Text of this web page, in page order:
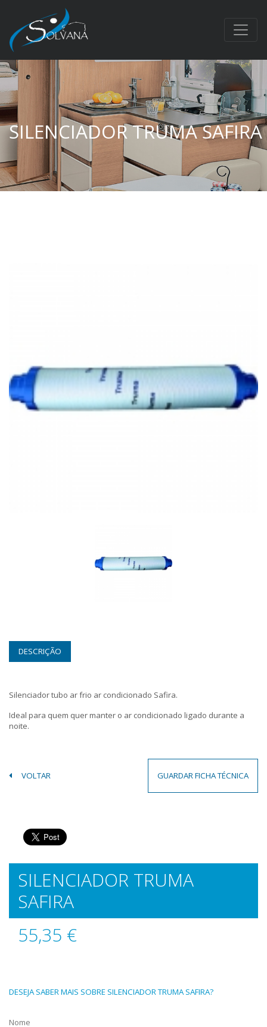
SILENCIADOR TRUMA SAFIRA
DESCRIÇÃO
Silenciador tubo ar frio ar condicionado Safira.
Ideal para quem quer manter o ar condicionado ligado durante a
noite.
VOLTAR GUARDAR FICHA TÉCNICA
SILENCIADOR TRUMA
SAFIRA
55,35 €
DESEJA SABER MAIS SOBRE SILENCIADOR TRUMA SAFIRA?